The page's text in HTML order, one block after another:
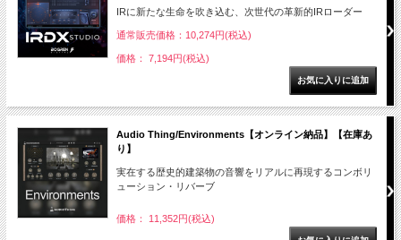
IRに新たな生命を吹き込む、次世代の革新的IRローダー
通常販売価格：10,274円(税込)
価格： 7,194円(税込)
Audio Thing/Environments【オンライン納品】【在庫あ
り】
実在する歴史的建築物の音響をリアルに再現するコンボリ
ューション・リバーブ
価格： 11,352円(税込)